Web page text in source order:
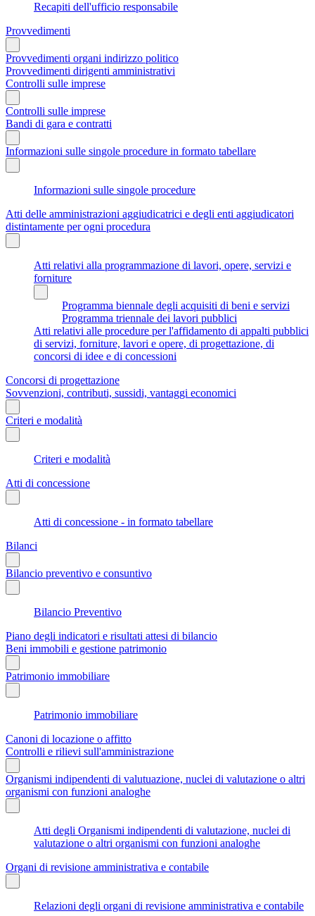
Recapiti dell'ufficio responsabile
Provvedimenti
Provvedimenti organi indirizzo politico
Provvedimenti dirigenti amministrativi
Controlli sulle imprese
Controlli sulle imprese
Bandi di gara e contratti
Informazioni sulle singole procedure in formato tabellare
Informazioni sulle singole procedure
Atti delle amministrazioni aggiudicatrici e degli enti aggiudicatori
distintamente per ogni procedura
Atti relativi alla programmazione di lavori, opere, servizi e
forniture
Programma biennale degli acquisiti di beni e servizi
Programma triennale dei lavori pubblici
Atti relativi alle procedure per l'affidamento di appalti pubblici
di servizi, forniture, lavori e opere, di progettazione, di
concorsi di idee e di concessioni
Concorsi di progettazione
Sovvenzioni, contributi, sussidi, vantaggi economici
Criteri e modalità
Criteri e modalità
Atti di concessione
Atti di concessione - in formato tabellare
Bilanci
Bilancio preventivo e consuntivo
Bilancio Preventivo
Piano degli indicatori e risultati attesi di bilancio
Beni immobili e gestione patrimonio
Patrimonio immobiliare
Patrimonio immobiliare
Canoni di locazione o affitto
Controlli e rilievi sull'amministrazione
Organismi indipendenti di valutuazione, nuclei di valutazione o altri
organismi con funzioni analoghe
Atti degli Organismi indipendenti di valutazione, nuclei di
valutazione o altri organismi con funzioni analoghe
Organi di revisione amministrativa e contabile
Relazioni degli organi di revisione amministrativa e contabile